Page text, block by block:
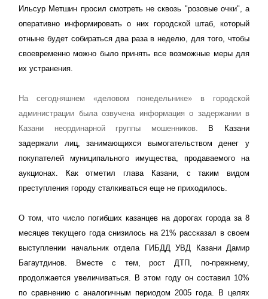
Ильсур Метшин просил смотреть не сквозь "розовые очки", а
оперативно информировать о них городской штаб, который
отныне будет собираться два раза в неделю, для того, чтобы
своевременно можно было принять все возможные меры для
их устранения.
На сегодняшнем «деловом понедельнике» в городской
администрации была озвучена информация о задержании в
Казани неординарной группы мошенников. В Казани
задержали лиц, занимающихся вымогательством денег у
покупателей муниципального имущества, продаваемого на
аукционах. Как отметил глава Казани, с таким видом
преступления городу сталкиваться еще не приходилось.
О том, что число погибших казанцев на дорогах города за 8
месяцев текущего года снизилось на 21% рассказал в своем
выступлении начальник отдела ГИБДД УВД Казани Дамир
Багаутдинов. Вместе с тем, рост ДТП, по-прежнему,
продолжается увеличиваться. В этом году он составил 10%
по сравнению с аналогичным периодом 2005 года. В целях